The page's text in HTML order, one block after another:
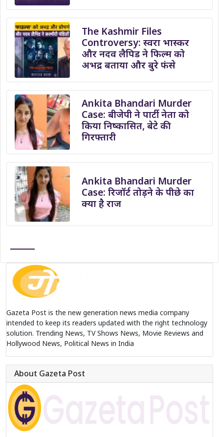
The Kashmir Files
Controversy: स्वरा भास्कर
और नदव लैपिड ने फिल्म को
अभद्र बताया और बुरे फंसे
Ankita Bhandari Murder
Case: बीजेपी ने पार्टी नेता को
किया निष्कासित, बेटे की
गिरफ्तारी
Ankita Bhandari Murder
Case: रिजॉर्ट तोड़ने के पीछे का
क्या है राज
Gazeta Post is the new generation news media company
intended to keep its readers updated with the right technology
solution. Trending News, TV Shows News, Movie Reviews and
Hollywood News, Political News in India
About Gazeta Post